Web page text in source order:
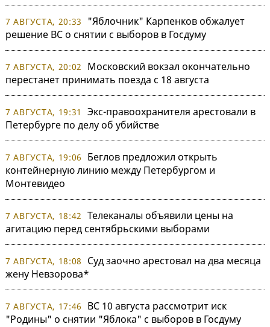
7 АВГУСТА, 20:33
"Яблочник" Карпенков обжалует
решение ВС о снятии с выборов в Госдуму
7 АВГУСТА, 20:02
Московский вокзал окончательно
перестанет принимать поезда с 18 августа
7 АВГУСТА, 19:31
Экс-правоохранителя арестовали в
Петербурге по делу об убийстве
7 АВГУСТА, 19:06
Беглов предложил открыть
контейнерную линию между Петербургом и
Монтевидео
7 АВГУСТА, 18:42 Телеканалы объявили цены на
агитацию перед сентябрьскими выборами
7 АВГУСТА, 18:08
Суд заочно арестовал на два месяца
жену Невзорова*
7 АВГУСТА, 17:46
ВС 10 августа рассмотрит иск
"Родины" о снятии "Яблока" с выборов в Госдуму